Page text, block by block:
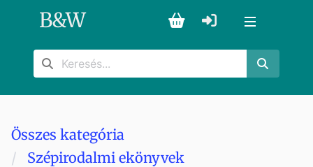
B&W
Összes kategória
Szépirodalmi ekönyvek